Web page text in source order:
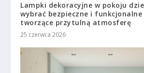
Lampki dekoracyjne w pokoju
wybrać bezpieczne i
tworzące przytulną atmosferę
25 czerwca 2026